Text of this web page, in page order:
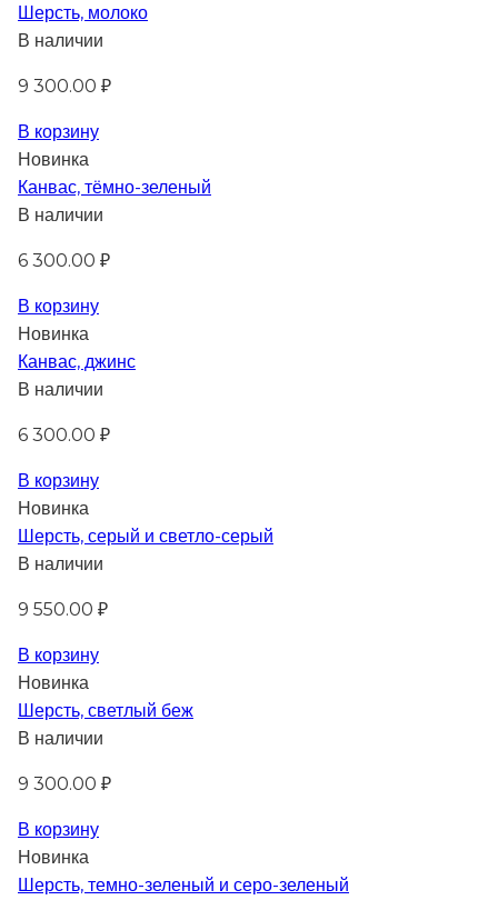
Шерсть, молоко
В наличии
9 300.00 ₽
В корзину
Новинка
Канвас, тёмно-зеленый
В наличии
6 300.00 ₽
В корзину
Новинка
Канвас, джинс
В наличии
6 300.00 ₽
В корзину
Новинка
Шерсть, серый и светло-серый
В наличии
9 550.00 ₽
В корзину
Новинка
Шерсть, светлый беж
В наличии
9 300.00 ₽
В корзину
Новинка
Шерсть, темно-зеленый и серо-зеленый